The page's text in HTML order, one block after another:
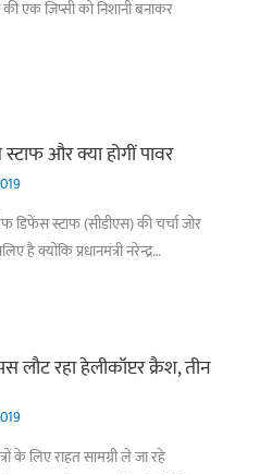
एक जिप्सी को निशानी बनाकर
और क्या होगीं पावर
स्टाफ (सीडीएस) की चर्चा जोर
है क्योंकि प्रधानमंत्री नरेन्द्र…
लौट रहा हेलीकॉप्टर क्रैश, तीन
के लिए राहत सामग्री ले जा रहे